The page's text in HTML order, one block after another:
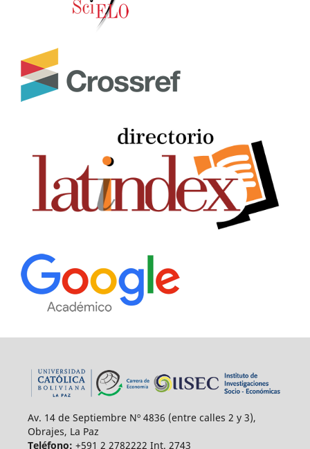
Av. 14 de Septiembre Nº 4836 (entre calles 2 y 3),
Obrajes, La Paz
Teléfono: +591 2 2782222 Int. 2743